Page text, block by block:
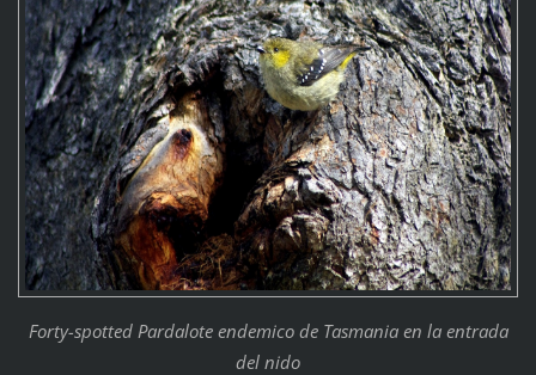
Forty-spotted Pardalote endemico de Tasmania en la entrada
del nido